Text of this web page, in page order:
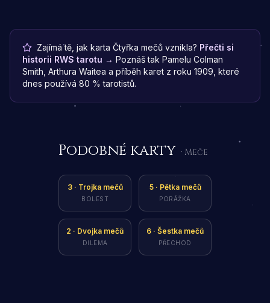
Zajímá tě, jak karta Čtyřka mečů vznikla? Přečti si
historii RWS tarotu → Poznáš tak Pamelu Colman
Smith, Arthura Waitea a příběh karet z roku 1909, které
dnes používá 80 % tarotistů.
Podobné karty · Meče
3· Trojka mečů
BOLEST
5· Pětka mečů
PORÁŽKA
2 · Dvojka mečů
DILEMA
6 · Šestka mečů
PŘECHOD